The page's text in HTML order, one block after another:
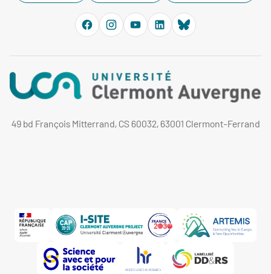
49 bd François Mitterrand, CS 60032, 63001 Clermont-Ferrand